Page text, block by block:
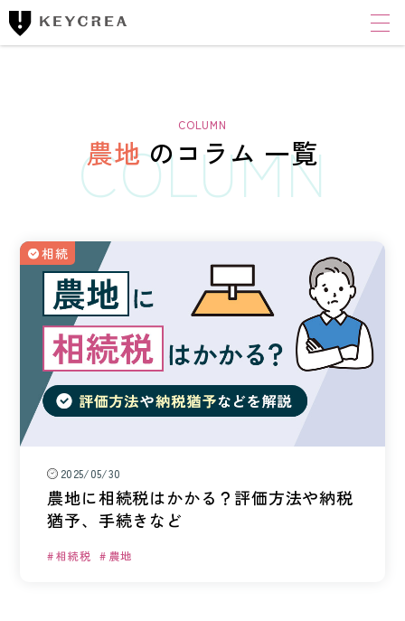
ワンストップ士業サポート
コンサルティング株式会社
財務コンサルティング
CLOUD ACCOUNTING CORPORATION
キークレアクラウド会計株式会社
経理体制整備
クラウド会計導入サポート
経理代行
ワンストップ士業サポート
ADMINISTRATIVE SCRIVENER CORPORATION
キークレア行政書士法人
農地のコラム 一覧
相続
2025/05/30
農地に相続税はかかる？評価方法や納税
猶予、手続きなど
相続税 農地